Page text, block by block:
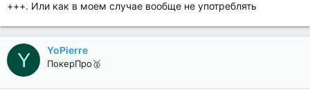
+++. Или как в моем случае вообще не употреблять
Y YoPierre
ПокерПро🥈